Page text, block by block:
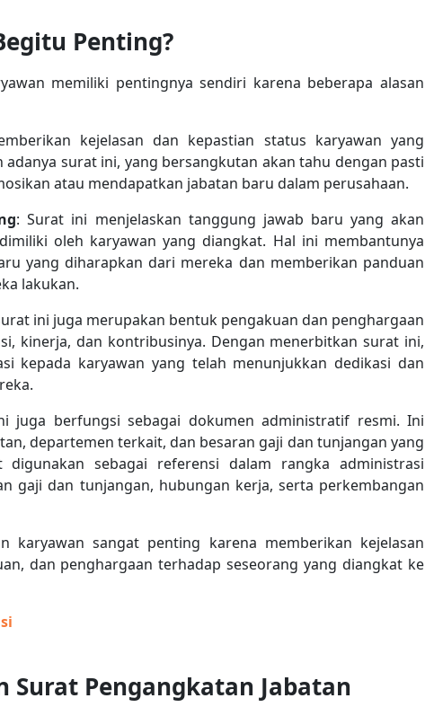
Penting?
memiliki pentingnya sendiri karena beberapa alasan
kejelasan dan kepastian status karyawan yang
surat ini, yang bersangkutan akan tahu dengan pasti
atau mendapatkan jabatan baru dalam perusahaan.
: Surat ini menjelaskan tanggung jawab baru yang akan
oleh karyawan yang diangkat. Hal ini membantunya
yang diharapkan dari mereka dan memberikan panduan
lakukan.
ini juga merupakan bentuk pengakuan dan penghargaan
kinerja, dan kontribusinya. Dengan menerbitkan surat ini,
kepada karyawan yang telah menunjukkan dedikasi dan
juga berfungsi sebagai dokumen administratif resmi. Ini
departemen terkait, dan besaran gaji dan tunjangan yang
sebagai referensi dalam rangka administrasi
gaji dan tunjangan, hubungan kerja, serta perkembangan
karyawan sangat penting karena memberikan kejelasan
dan penghargaan terhadap seseorang yang diangkat ke
Pengangkatan Jabatan